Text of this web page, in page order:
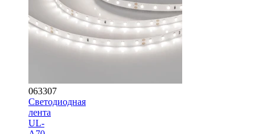
063307
Светодиодная
лента
UL-